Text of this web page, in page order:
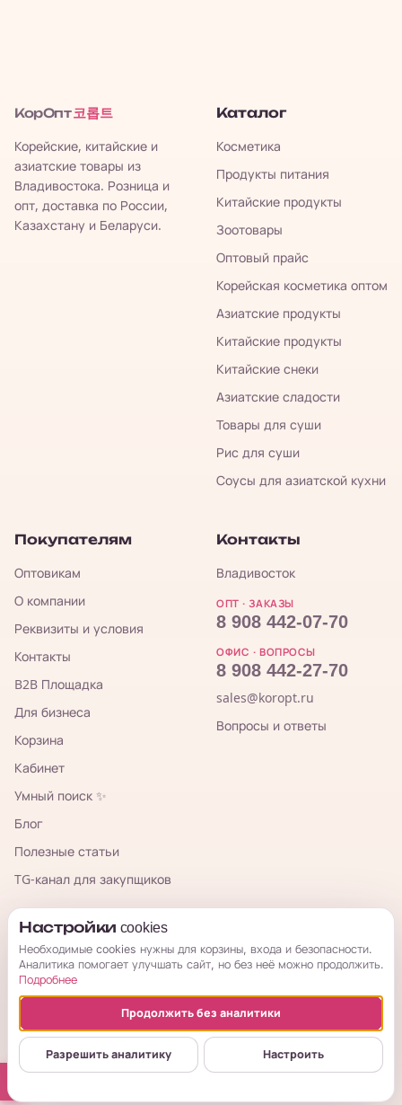
КорОпт 코롭트
Корейские, китайские и
азиатские товары из
Владивостока. Розница и
опт, доставка по России,
Казахстану и Беларуси.
Каталог
Косметика
Продукты питания
Китайские продукты
Зоотовары
Оптовый прайс
Корейская косметика оптом
Азиатские продукты
Китайские продукты
Китайские снеки
Азиатские сладости
Товары для суши
Рис для суши
Соусы для азиатской кухни
Покупателям
Оптовикам
О компании
Реквизиты и условия
Контакты
B2B Площадка
Для бизнеса
Корзина
Кабинет
Умный поиск ✨
Блог
Полезные статьи
TG-канал для закупщиков
Контакты
Владивосток
ОПТ · ЗАКАЗЫ
8 908 442-07-70
ОФИС · ВОПРОСЫ
8 908 442-27-70
sales@koropt.ru
Вопросы и ответы
КорОпт
© 2026 КорОпт. Корейские и китайские товары из Владивостока.
ИП Галицкая Мария Сергеевна · ИНН 253909697776 · ОГРНИП
314254321800034
Публичная офертаУсловия возвратаПолитикаНастройки cookies
Настройки cookies
Необходимые cookies нужны для корзины, входа и безопасности.
Аналитика помогает улучшать сайт, но без неё можно продолжить.
Подробнее
Продолжить без аналитики
Разрешить аналитику Настроить